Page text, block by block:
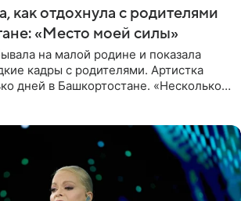
как отдохнула с родителями
«Место моей силы»
на малой родине и показала
кадры с родителями. Артистка
дней в Башкортостане. «Несколько